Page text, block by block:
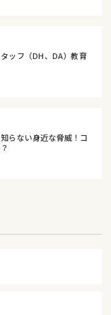
ッフ（DH、DA）教育
らない身近な脅威！コ